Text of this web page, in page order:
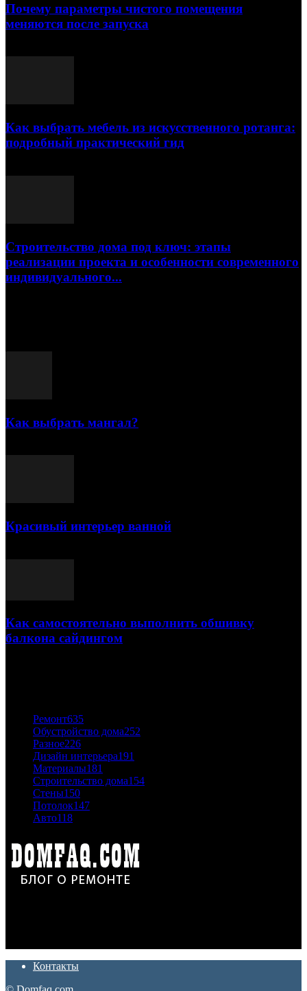
Почему параметры чистого помещения
меняются после запуска
Как выбрать мебель из искусственного ротанга:
подробный практический гид
Строительство дома под ключ: этапы
реализации проекта и особенности современного
индивидуального...
Как выбрать мангал?
Красивый интерьер ванной
Как самостоятельно выполнить обшивку
балкона сайдингом
Ремонт635
Обустройство дома252
Разное226
Дизайн интерьера191
Материалы181
Строительство дома154
Стены150
Потолок147
Авто118
Контакты